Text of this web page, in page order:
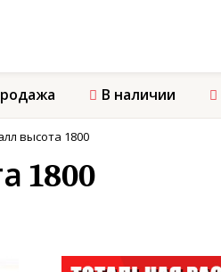
В наличии
высота 1800
1800